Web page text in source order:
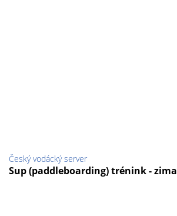
Český vodácký server
Sup (paddleboarding) trénink - zima